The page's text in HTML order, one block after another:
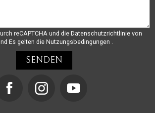
reCAPTCHA und die Datenschutzrichtlinie von
Es gelten die Nutzungsbedingungen .